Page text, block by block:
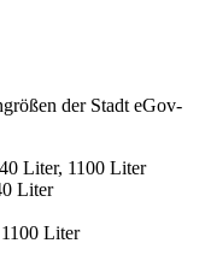
der Stadt eGov-
Liter, 1100 Liter
Liter
Liter